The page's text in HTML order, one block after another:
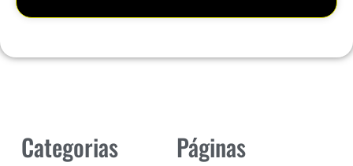
Categorias Páginas